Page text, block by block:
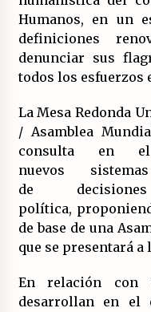
Humanos, en un
definiciones
denunciar sus
todos los esfuerzos
La Mesa Redonda
/ Asamblea
consulta en
nuevos
de
política,
de base de una
que se presentará a
En relación con
desarrollan en el